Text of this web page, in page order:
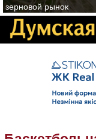
зерновой рынок